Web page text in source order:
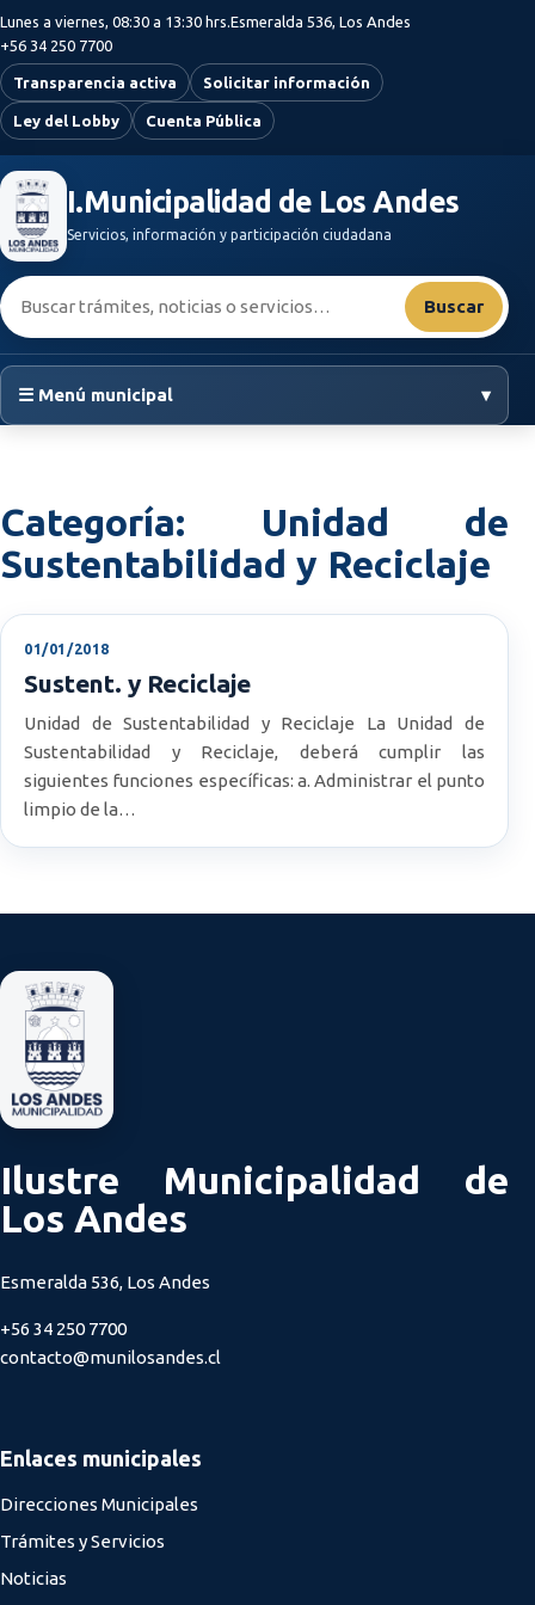
Saltar al contenido principal
Lunes a viernes, 08:30 a 13:30 hrs.Esmeralda 536, Los Andes
+56 34 250 7700
Transparencia activa Solicitar información
Ley del Lobby Cuenta Pública
I.Municipalidad de Los Andes
Servicios, información y participación ciudadana
Buscar:
Buscar
☰ Menú municipal ▾
Categoría: Unidad de
Sustentabilidad y Reciclaje
01/01/2018
Sustent. y Reciclaje
Unidad de Sustentabilidad y Reciclaje La Unidad de
Sustentabilidad y Reciclaje, deberá cumplir las
siguientes funciones específicas: a. Administrar el punto
limpio de la…
Ilustre Municipalidad de
Los Andes
Esmeralda 536, Los Andes
+56 34 250 7700
contacto@munilosandes.cl
Enlaces municipales
Direcciones Municipales
Trámites y Servicios
Noticias